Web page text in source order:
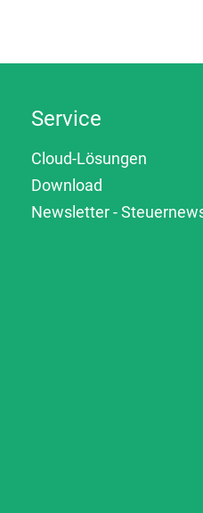
Service
Cloud-Lösungen
Download
Newsletter -